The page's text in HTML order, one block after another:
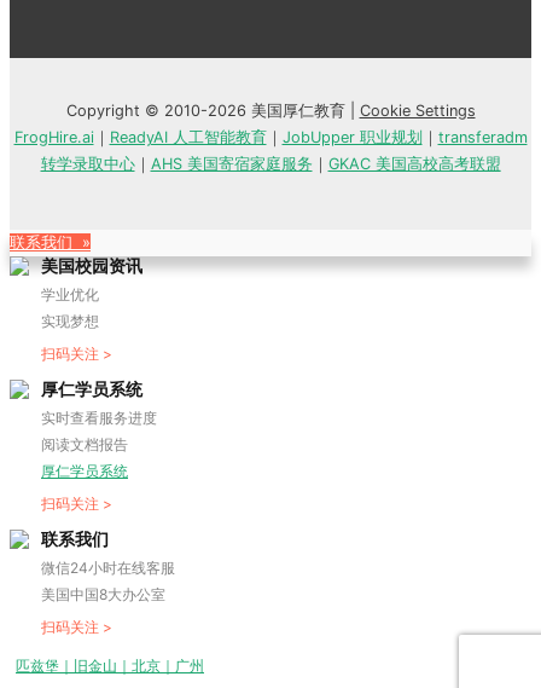
Copyright © 2010-2026 美国厚仁教育 | Cookie Settings
FrogHire.ai｜ ReadyAI 人工智能教育｜ JobUpper 职业规划 ｜ transferadm
转学录取中心｜ AHS 美国寄宿家庭服务 ｜ GKAC 美国高校高考联盟
联系我们 »
美国校园资讯
学业优化
实现梦想
扫码关注 >
厚仁学员系统
实时查看服务进度
阅读文档报告
厚仁学员系统
扫码关注 >
联系我们
微信24小时在线客服
美国中国8大办公室
扫码关注 >
匹兹堡｜旧金山｜北京｜广州